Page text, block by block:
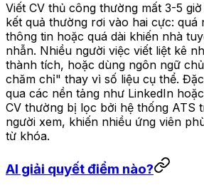
Viết CV thủ công thường mất 3-5
kết quả thường rơi vào hai cực: quá
thông tin hoặc quá dài khiến nhà
nhẫn. Nhiều người việc viết liệt kê
thành tích, hoặc dùng ngôn ngữ
chăm chỉ" thay vì số liệu cụ thể.
qua các nền tảng như LinkedIn
CV thường bị lọc bởi hệ thống ATS
người xem, khiến nhiều ứng viên
từ khóa.
AI giải quyết điểm nào?